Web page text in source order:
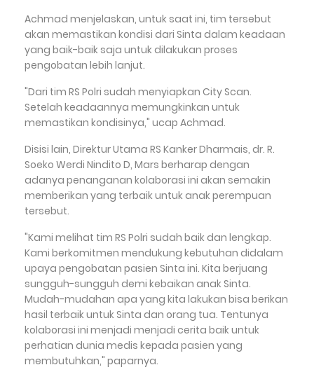
Achmad menjelaskan, untuk saat ini, tim tersebut
akan memastikan kondisi dari Sinta dalam keadaan
yang baik-baik saja untuk dilakukan proses
pengobatan lebih lanjut.
"Dari tim RS Polri sudah menyiapkan City Scan.
Setelah keadaannya memungkinkan untuk
memastikan kondisinya," ucap Achmad.
Disisi lain, Direktur Utama RS Kanker Dharmais, dr. R.
Soeko Werdi Nindito D, Mars berharap dengan
adanya penanganan kolaborasi ini akan semakin
memberikan yang terbaik untuk anak perempuan
tersebut.
"Kami melihat tim RS Polri sudah baik dan lengkap.
Kami berkomitmen mendukung kebutuhan didalam
upaya pengobatan pasien Sinta ini. Kita berjuang
sungguh-sungguh demi kebaikan anak Sinta.
Mudah-mudahan apa yang kita lakukan bisa berikan
hasil terbaik untuk Sinta dan orang tua. Tentunya
kolaborasi ini menjadi menjadi cerita baik untuk
perhatian dunia medis kepada pasien yang
membutuhkan," paparnya.